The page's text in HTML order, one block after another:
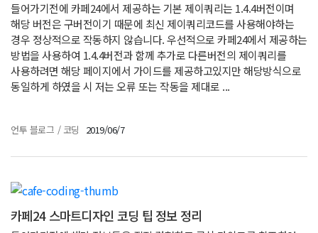
들어가기전에 카페24에서 제공하는 기본 제이쿼리는 1.4.4버전이며
해당 버전은 구버전이기 때문에 최신 제이쿼리코드를 사용해야하는
경우 정상적으로 작동하지 않습니다. 우선적으로 카페24에서 제공하는
방법을 사용하여 1.4.4버전과 함께 추가로 다른버전의 제이쿼리를
사용하려면 해당 페이지에서 가이드를 제공하고있지만 해당방식으로
동일하게 하였을 시 저는 오류 또는 작동을 제대로 ...
언투 블로그 / 코딩 2019/06/7
카페24 스마트디자인 코딩 팁 정보 정리